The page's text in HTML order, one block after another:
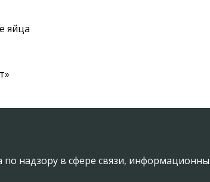
яйца
надзору в сфере связи,